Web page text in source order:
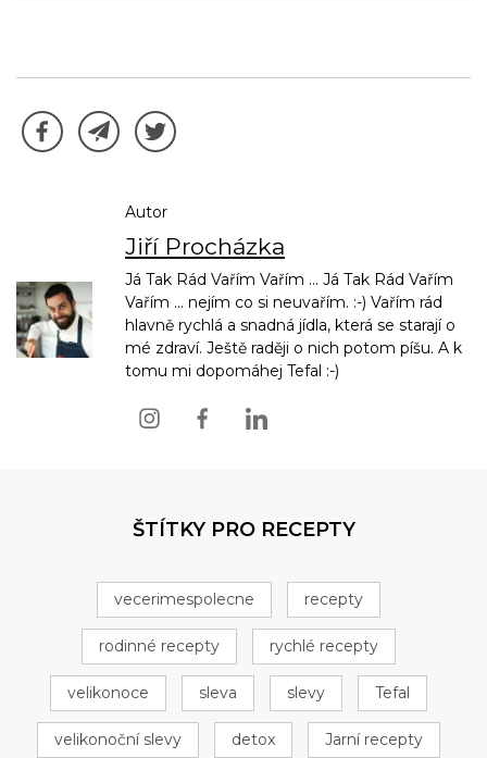
Autor
Jiří Procházka
Já Tak Rád Vařím Vařím ... Já Tak Rád Vařím
Vařím ... nejím co si neuvařím. :-) Vařím rád
hlavně rychlá a snadná jídla, která se starají o
mé zdraví. Ještě raději o nich potom píšu. A k
tomu mi dopomáhej Tefal :-)
ŠTÍTKY PRO RECEPTY
vecerimespolecne recepty
rodinné recepty rychlé recepty
velikonoce sleva slevy Tefal
velikonoční slevy detox Jarní recepty